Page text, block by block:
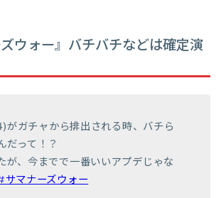
ズウォー』バチバチなどは確定演
ガチャから排出される時、バチら
だって！？
が、今までで一番いいアプデじゃな
サマナーズウォー